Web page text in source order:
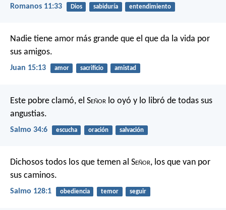
Romanos 11:33 Dios sabiduría entendimiento
Nadie tiene amor más grande que el que da la vida por
sus amigos.
Juan 15:13 amor sacrificio amistad
Este pobre clamó, el Señor lo oyó y lo libró de todas sus
angustias.
Salmo 34:6 escucha oración salvación
Dichosos todos los que temen al Señor, los que van por
sus caminos.
Salmo 128:1 obediencia temor seguir